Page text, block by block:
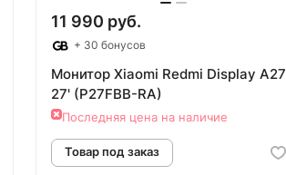
11 990 руб.
+ 30 бонусов
Монитор Xiaomi Redmi Display A27
27' (P27FBB-RA)
Последняя цена на наличие